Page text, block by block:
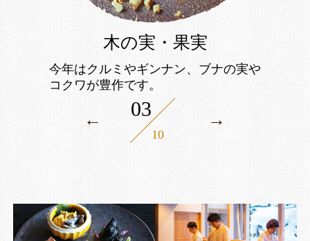
木の実・果実
今年はクルミやギンナン、ブナの実や
コクワが豊作です。
03
10
← →